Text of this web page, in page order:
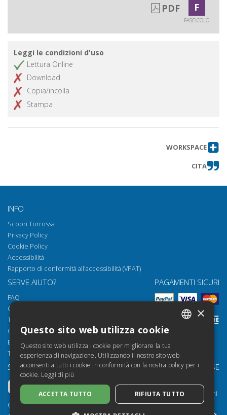
PDF F
FASCICOLO
Leggi le condizioni d'uso
Lettura Online
Download
Copia/incolla
Stampa
WORKSPACE
CITA
INFO
Scopri Torrossa
Privacy Policy
Cookie Policy
Accessibilità
Rapporto di conformità all'accessibilità (VPAT)
SERVE AIUTO?
FAQ
Come aprire i nostri documenti
Torrossa Reader
Condizioni d'uso
Email:
helpdesk@torrossa.com
Tel: +39 055 5018800
PAGAMENTI SICURI
SEGUICI SU
Copyright 2000-2026
LE NOSTRE RISORSE
Torrossa per Istituzioni
Torrossa Open
FRENCH
ENGLISH
GERMAN
×
Questo sito web utilizza cookie
Questo sito web utilizza i cookie per migliorare la tua
esperienza di navigazione. Utilizzando il nostro sito web
acconsenti a tutti i cookie in conformità con la nostra policy per i
cookie. Leggi di più
ACCETTA TUTTO RIFIUTA TUTTO